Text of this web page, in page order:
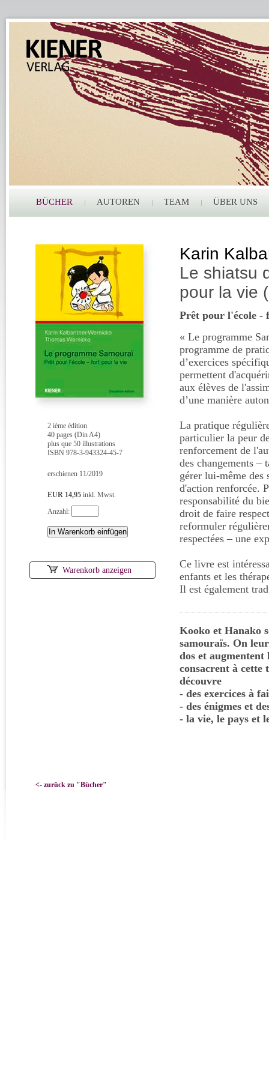
BÜCHER AUTOREN TEAM ÜBER UNS
2 ième édition
40 pages (Din A4)
plus que 50 illustrations
ISBN 978-3-943324-45-7
erschienen 11/2019
EUR 14,95inkl. Mwst.
Anzahl:
Warenkorb anzeigen
Karin
Le shiatsu
pour la vie
Prêt pour l'école -
« Le programme
programme de
d’exercices
permettent
aux élèves de
d’une manière
La pratique
particulier la peur
renforcement de
des changements –
gérer lui-même des
d'action renforcée.
responsabilité du
droit de faire
reformuler
respectées – une
Ce livre est
enfants et les
Il est également
Kooko et Hanako
samouraïs. On
dos et
consacrent à cette
découvre
- des exercices à
- des énigmes et
- la vie, le pays et
<- zurück zu "Bücher"